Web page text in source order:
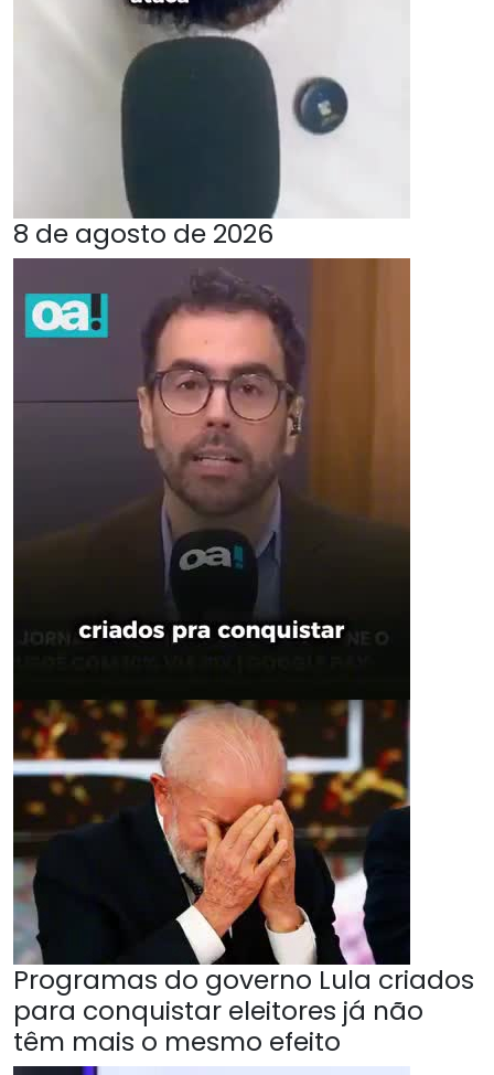
8 de agosto de 2026
Programas do governo Lula criados
para conquistar eleitores já não
têm mais o mesmo efeito